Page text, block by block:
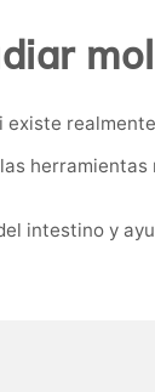
intestino y